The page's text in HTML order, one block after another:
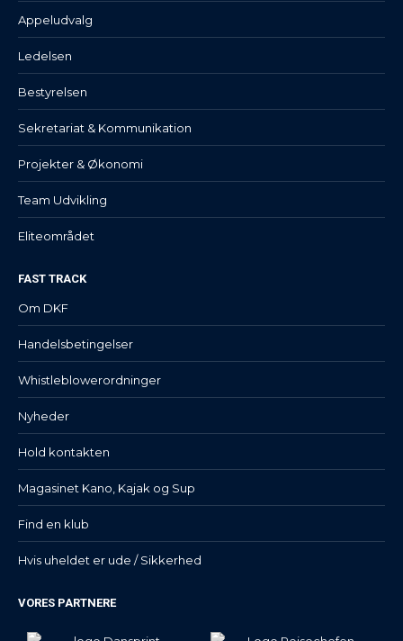
Appeludvalg
Ledelsen
Bestyrelsen
Sekretariat & Kommunikation
Projekter & Økonomi
Team Udvikling
Eliteområdet
FAST TRACK
Om DKF
Handelsbetingelser
Whistleblowerordninger
Nyheder
Hold kontakten
Magasinet Kano, Kajak og Sup
Find en klub
Hvis uheldet er ude / Sikkerhed
VORES PARTNERE